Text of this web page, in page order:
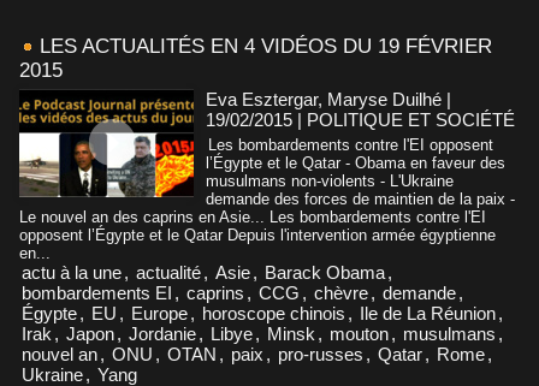
LES ACTUALITÉS EN 4 VIDÉOS DU 19 FÉVRIER
2015
Eva Esztergar, Maryse Duilhé |
19/02/2015 | POLITIQUE ET SOCIÉTÉ
Les bombardements contre l'EI opposent
l’Égypte et le Qatar - Obama en faveur des
musulmans non-violents - L'Ukraine
demande des forces de maintien de la paix -
Le nouvel an des caprins en Asie... Les bombardements contre l'EI
opposent l’Égypte et le Qatar Depuis l'intervention armée égyptienne
en...
actu à la une, actualité, Asie, Barack Obama,
bombardements EI , caprins , CCG , chèvre, demande,
Égypte, EU , Europe, horoscope chinois , Ile de La Réunion,
Irak , Japon, Jordanie, Libye, Minsk , mouton, musulmans ,
nouvel an, ONU , OTAN , paix , pro-russes , Qatar, Rome,
Ukraine, Yang